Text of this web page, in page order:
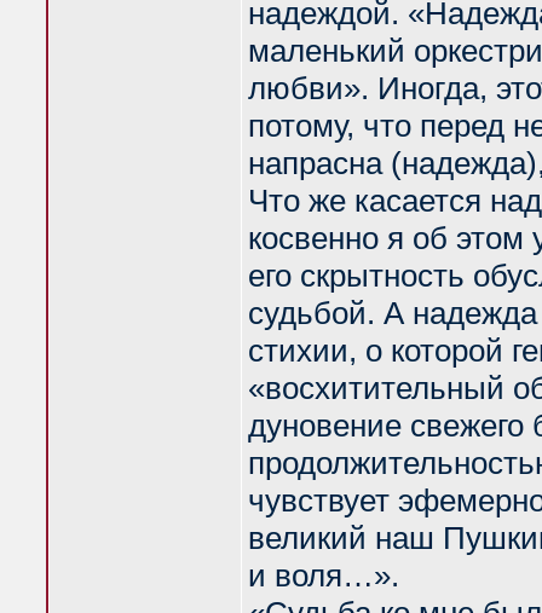
надеждой.
маленький
любви». Иногда,
потому, что перед
напрасна
Что же касается
косвенно я об
его скрытность
судьбой. А
стихии, о которой
«восхитительный
дуновение свежего
чувствует
великий наш
и воля…».